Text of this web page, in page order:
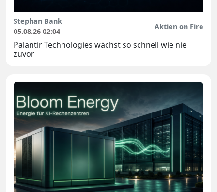
Stephan Bank
05.08.26 02:04
Aktien on Fire
Palantir Technologies wächst so schnell wie nie
zuvor